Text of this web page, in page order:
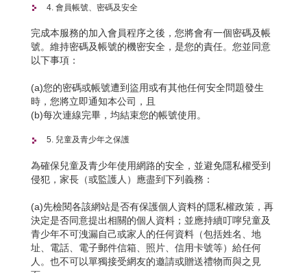
4. 會員帳號、密碼及安全
完成本服務的加入會員程序之後，您將會有一個密碼及帳
號。維持密碼及帳號的機密安全，是您的責任。您並同意
以下事項：
(a)您的密碼或帳號遭到盜用或有其他任何安全問題發生
時，您將立即通知本公司，且
(b)每次連線完畢，均結束您的帳號使用。
5. 兒童及青少年之保護
為確保兒童及青少年使用網路的安全，並避免隱私權受到
侵犯，家長（或監護人）應盡到下列義務：
(a)先檢閱各該網站是否有保護個人資料的隱私權政策，再
決定是否同意提出相關的個人資料；並應持續叮嚀兒童及
青少年不可洩漏自己或家人的任何資料（包括姓名、地
址、電話、電子郵件信箱、照片、信用卡號等）給任何
人。也不可以單獨接受網友的邀請或贈送禮物而與之見